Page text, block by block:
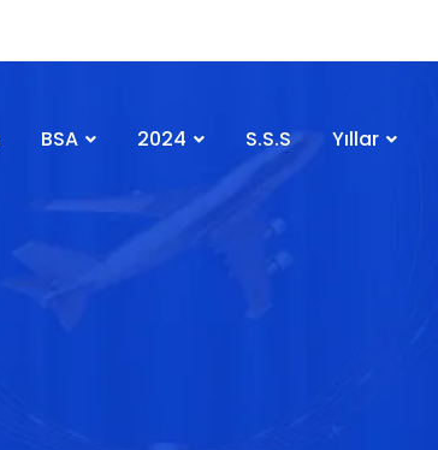
BSA 2024 S.S.S Yıllar